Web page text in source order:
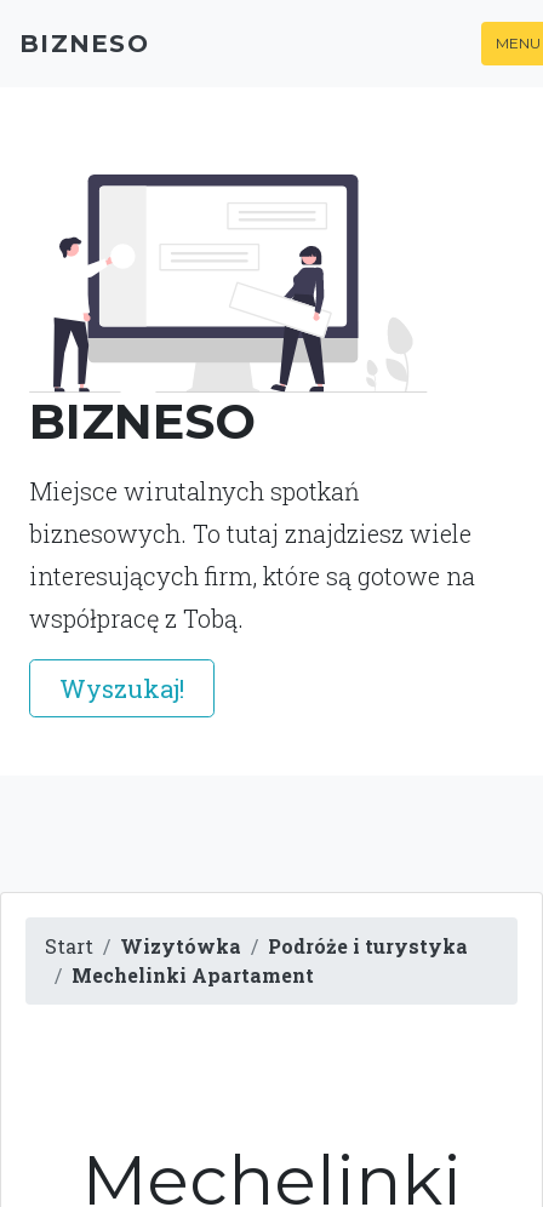
BIZNESO
Miejsce wirutalnych spotkań
biznesowych. To tutaj znajdziesz wiele
interesujących firm, które są gotowe na
współpracę z Tobą.
Wyszukaj!
BIZNESO MENU
Start Wizytówka
Podróże i turystyka
Mechelinki Apartament
Mechelinki